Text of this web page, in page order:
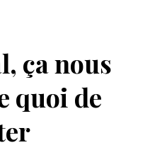
ça nous
quoi de